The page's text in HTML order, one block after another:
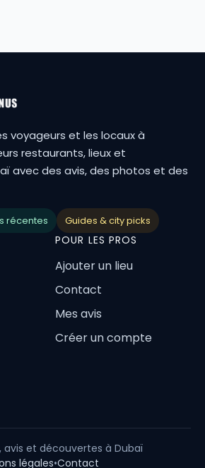
voyageurs et les locaux à
restaurants, lieux et
avec des avis, des photos et des
récentes Guides & city picks
POUR LES PROS
Ajouter un lieu
Contact
Mes avis
Créer un compte
avis et découvertes à Dubaï
légales•Contact